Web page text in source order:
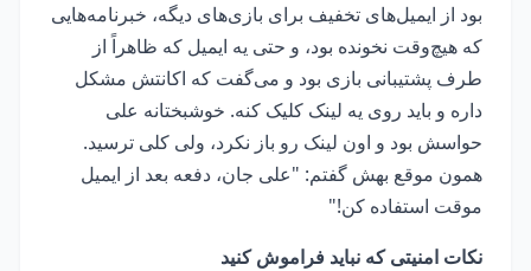
بود از ایمیل‌های تخفیف برای بازی‌های دیگه، خبرنامه‌هایی
که هیچ‌وقت نخونده بود، و حتی یه ایمیل که ظاهراً از
طرف پشتیبانی بازی بود و می‌گفت که اکانتش مشکل
داره و باید روی یه لینک کلیک کنه. خوشبختانه علی
حواسش بود و اون لینک رو باز نکرد، ولی کلی ترسید.
همون موقع بهش گفتم: "علی جان، دفعه بعد از ایمیل
موقت استفاده کن!"
نکات امنیتی که نباید فراموش کنید